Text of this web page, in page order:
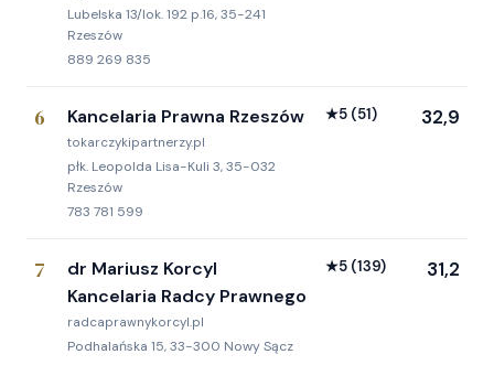
Lubelska 13/lok. 192 p.16, 35-241
Rzeszów
889 269 835
6 Kancelaria Prawna Rzeszów
tokarczykipartnerzy.pl
płk. Leopolda Lisa-Kuli 3, 35-032
Rzeszów
783 781 599
★5 (51) 32,9
7
dr Mariusz Korcyl
Kancelaria Radcy Prawnego
radcaprawnykorcyl.pl
Podhalańska 15, 33-300 Nowy Sącz
★5 (139) 31,2